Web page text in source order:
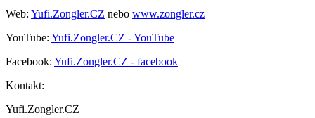
Web: Yufi.Zongler.CZ nebo www.zongler.cz
YouTube: Yufi.Zongler.CZ - YouTube
Facebook: Yufi.Zongler.CZ - facebook
Kontakt:
Yufi.Zongler.CZ